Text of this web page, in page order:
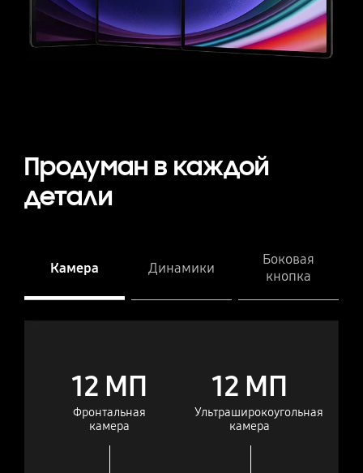
Продуман в каждой
детали
Камера Динамики
Боковая
кнопка
12 МП
Фронтальная
камера
12 МП
Ультраширокоугольная
камера